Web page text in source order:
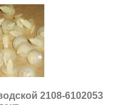
2108-6102053